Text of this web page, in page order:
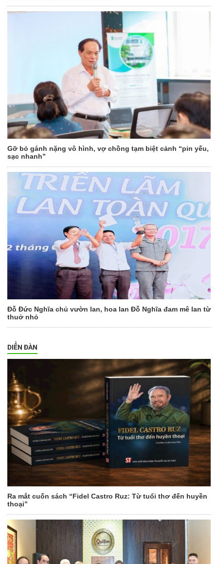
Gỡ bỏ gánh nặng vô hình, vợ chồng tạm biệt cảnh “pin yếu,
sạc nhanh”
Đỗ Đức Nghĩa chủ vườn lan, hoa lan Đỗ Nghĩa đam mê lan từ
thuở nhỏ
DIỄN ĐÀN
Ra mắt cuốn sách “Fidel Castro Ruz: Từ tuổi thơ đến huyền
thoại”